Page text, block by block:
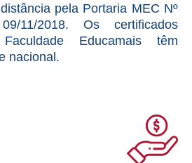
pela Portaria MEC Nº
11/2018. Os certificados
Educamais têm
nacional.